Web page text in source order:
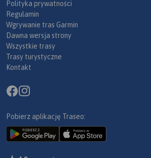
Polityka prywatności
Regulamin
Wgrywanie tras Garmin
Dawna wersja strony
Wszystkie trasy
Trasy turystyczne
Kontakt
Pobierz aplikację Traseo: